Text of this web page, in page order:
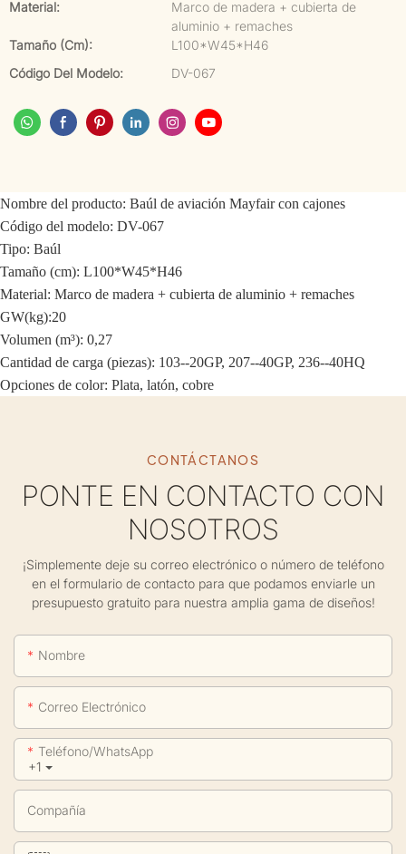
Material:
Marco de madera + cubierta de
aluminio + remaches
Tamaño (cm):
L100*W45*H46
Código Del Modelo:
DV-067
Nombre del producto: Baúl de aviación Mayfair con cajones
Código del modelo: DV-067
Tipo: Baúl
Tamaño (cm): L100*W45*H46
Material: Marco de madera + cubierta de aluminio + remaches
GW(kg):20
Volumen (m³): 0,27
Cantidad de carga (piezas): 103--20GP, 207--40GP, 236--40HQ
Opciones de color: Plata, latón, cobre
CONTÁCTANOS
PONTE EN CONTACTO CON
NOSOTROS
¡Simplemente deje su correo electrónico o número de teléfono
en el formulario de contacto para que podamos enviarle un
presupuesto gratuito para nuestra amplia gama de diseños!
Nombre
Correo Electrónico
+1
Teléfono/WhatsApp
Compañía